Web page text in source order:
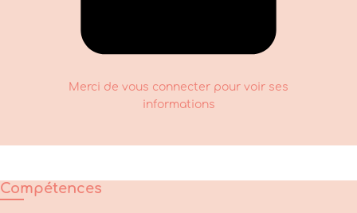
Merci de vous connecter pour voir ses
informations
Compétences